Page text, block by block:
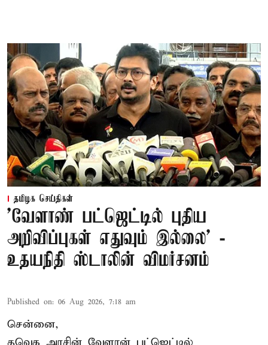
தமிழக செய்திகள்
'வேளாண் பட்ஜெட்டில் புதிய
அறிவிப்புகள் எதுவும் இல்லை' -
உதயநிதி ஸ்டாலின் விமர்சனம்
Published on: 06 Aug 2026, 7:18 am
சென்னை,
தவெக அரசின் வேளான் பட்ஜெட்டில்